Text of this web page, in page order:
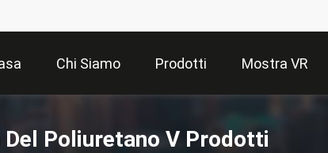
Chi Siamo Prodotti Mostra VR
Del Poliuretano V Prodotti